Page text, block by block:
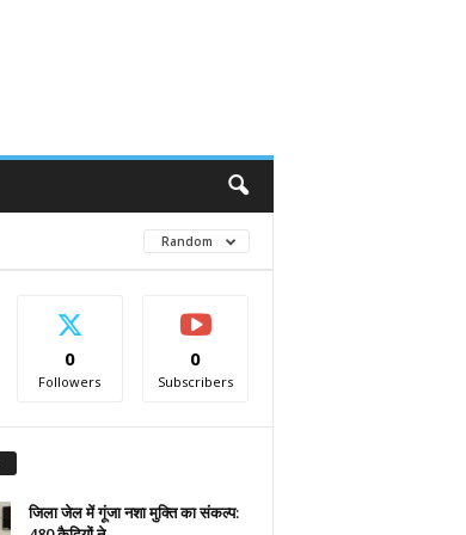
Random
0
Followers
0
Subscribers
जिला जेल में गूंजा नशा मुक्ति का संकल्प: